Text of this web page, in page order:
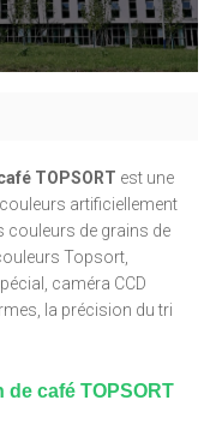
TOPSORT est une
artificiellement
couleurs de grains de
Topsort,
caméra CCD
la précision du tri
café TOPSORT